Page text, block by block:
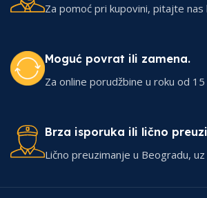
Za pomoć pri kupovini, pitajte nas
Moguć povrat ili zamena.
Za online porudžbine u roku od 15
Brza isporuka ili lično
Lično preuzimanje u Beogradu,